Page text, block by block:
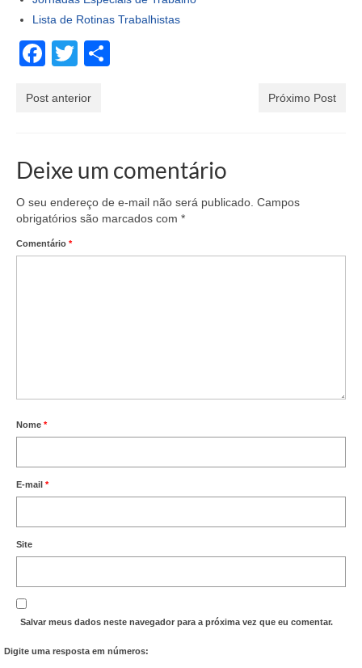
Lista de Rotinas Trabalhistas
Facebook
Twitter
Post anterior Próximo Post
Deixe um comentário
O seu endereço de e-mail não será publicado. Campos
obrigatórios são marcados com *
Comentário *
Nome *
E-mail *
Site
Salvar meus dados neste navegador para a próxima vez que eu comentar.
Digite uma resposta em números: